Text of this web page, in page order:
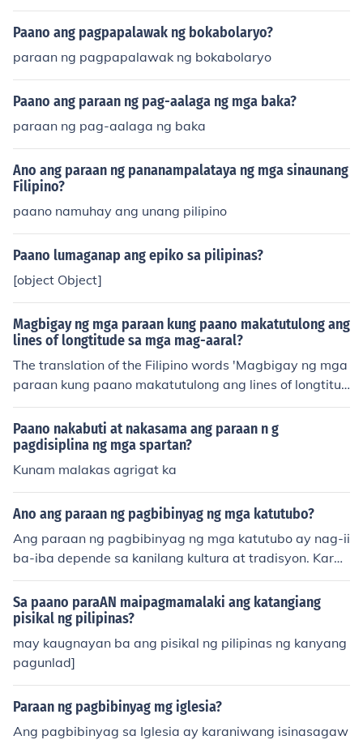
Paano ang pagpapalawak ng bokabolaryo?
paraan ng pagpapalawak ng bokabolaryo
Paano ang paraan ng pag-aalaga ng mga baka?
paraan ng pag-aalaga ng baka
Ano ang paraan ng pananampalataya ng mga sinaunang
Filipino?
paano namuhay ang unang pilipino
Paano lumaganap ang epiko sa pilipinas?
[object Object]
Magbigay ng mga paraan kung paano makatutulong ang
lines of longtitude sa mga mag-aaral?
The translation of the Filipino words 'Magbigay ng mga
paraan kung paano makatutulong ang lines of longtitud
e sa mga mag-aaral' is "Provide ways to learn lines of l
ongitude to students".
Paano nakabuti at nakasama ang paraan n g
pagdisiplina ng mga spartan?
Kunam malakas agrigat ka
Ano ang paraan ng pagbibinyag ng mga katutubo?
Ang paraan ng pagbibinyag ng mga katutubo ay nag-ii
ba-iba depende sa kanilang kultura at tradisyon. Karan
iwan, ito ay isinasagawa sa pamamagitan ng isang ser
emonya na kinabibilangan ng mga ritwal, dasal, at pag
-aalay ng mga handog. Sa ilang grupo, ang pagbibinya
g ay maaaring may kasamang mga simbolikong aksyo
n tulad ng paglulubog sa tubig o paglalagay ng mga es
pesyal na langis. Ang mga seremonyang ito ay mahala
o sa komunidad at ang pagkilala sa kanilang mga espir
itwal na pananampalataya.
Sa paano paraAN maipagmamalaki ang katangiang
pisikal ng pilipinas?
may kaugnayan ba ang pisikal ng pilipinas ng kanyang
pagunlad]
Paraan ng pagbibinyag mg iglesia?
Ang pagbibinyag sa Iglesia ay karaniwang isinasagaw